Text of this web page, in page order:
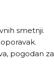
smetnji.
pogodan za